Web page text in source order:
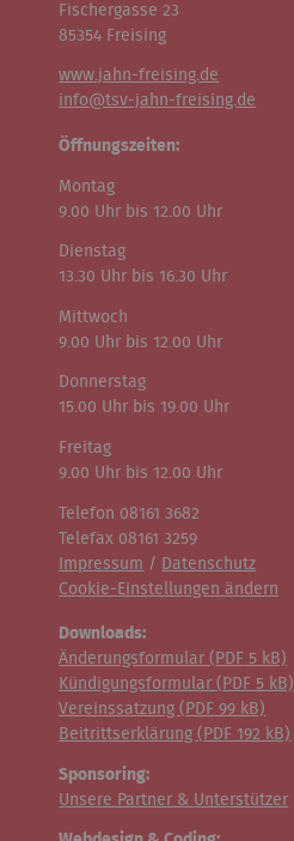
Fischergasse 23
85354 Freising
www.jahn-freising.de
info@tsv-jahn-freising.de
Öffnungszeiten:
Montag
9.00 Uhr bis 12.00 Uhr
Dienstag
13.30 Uhr bis 16.30 Uhr
Mittwoch
9.00 Uhr bis 12.00 Uhr
Donnerstag
15.00 Uhr bis 19.00 Uhr
Freitag
9.00 Uhr bis 12.00 Uhr
Telefon 08161 3682
Telefax 08161 3259
Impressum / Datenschutz
Cookie-Einstellungen ändern
Downloads:
Änderungsformular ( PDF 5 kB)
Kündigungsformular ( PDF 5 kB)
Vereinssatzung ( PDF 99 kB)
Beitrittserklärung ( PDF 192 kB)
Sponsoring:
Unsere Partner & Unterstützer